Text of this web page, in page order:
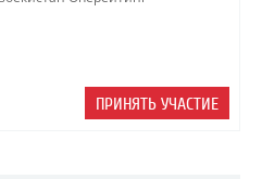
ПРИНЯТЬ УЧАСТИЕ